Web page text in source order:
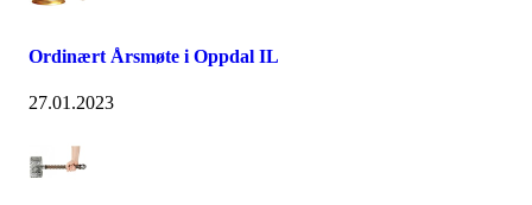
Ordinært Årsmøte i Oppdal IL
27.01.2023